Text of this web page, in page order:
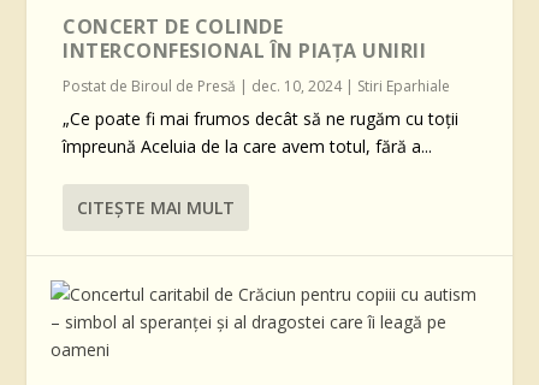
CONCERT DE COLINDE
INTERCONFESIONAL ÎN PIAȚA UNIRII
Postat de Biroul de Presă | dec. 10, 2024| Stiri Eparhiale
„Ce poate fi mai frumos decât să ne rugăm cu toţii
împreună Aceluia de la care avem totul, fără a...
CITEŞTE MAI MULT